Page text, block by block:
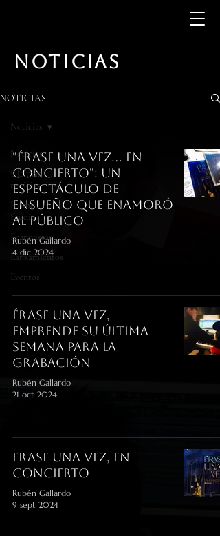
NOTICIAS
NOTICIAS
Noticias
Últimas
noticias
Home
Studio
Entrevistas
Lanzamientos
Eventos
Noticias
"Érase una Vez... en
concierto": un
espectáculo de
ensueño que enamoró
al público
Rubén Gallardo
4 dic 2024
Érase una Vez,
emprende su última
semana para la
grabación
Rubén Gallardo
21 oct 2024
Erase Una vez, en
concierto
Rubén Gallardo
9 sept 2024